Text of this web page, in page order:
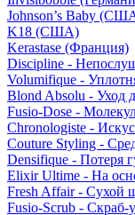
Johnson’s Baby
K18 (США)
Kerastase (Франция)
Discipline -
Volumifique -
Blond Absolu - Уход
Fusio-Dose -
Chronologiste -
Couture Styling -
Densifique - Потеря
Elixir Ultime - На
Fresh Affair - Сухой
Fusio-Scrub - Скраб-